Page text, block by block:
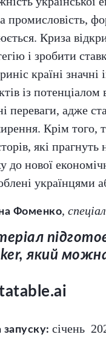
промисловість,
Криза
і зробити
країні
із
переваги, адже
Крім того,
які
до нової
українцями
Фоменко,
який
запуску: січень